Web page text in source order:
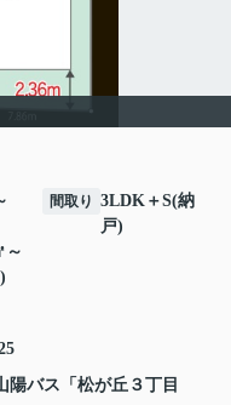
～
間取り 3LDK＋S(納
戸)
陽バス「松が丘３丁目